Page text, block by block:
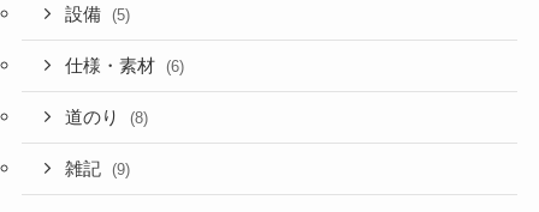
設備 (5)
仕様・素材 (6)
道のり (8)
雑記 (9)